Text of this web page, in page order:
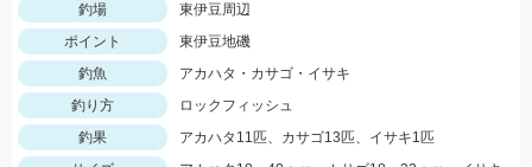
釣場
東伊豆周辺
ポイント
東伊豆地磯
釣魚
アカハタ・カサゴ・イサキ
釣り方
ロックフィッシュ
釣果
アカハタ11匹、カサゴ13匹、イサキ1匹